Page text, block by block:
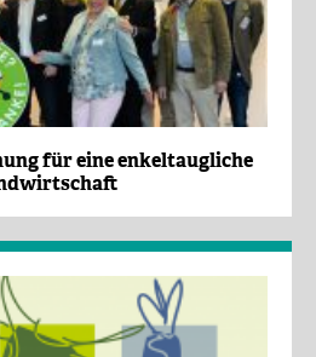
für eine enkeltaugliche